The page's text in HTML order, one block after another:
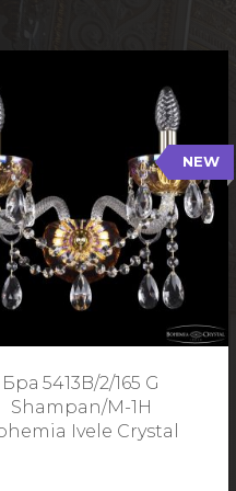
NEW
Бра 5413B/2/165 G
Shampan/M-1H
Ivele Crystal
2/165 G Shampan/M-1H
Тип: Хрустальные
арматуры: Золото/
Кол-во ламп: 2
Ширина: 35 см